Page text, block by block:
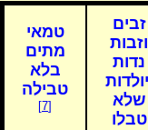
זבים
וזבות
נדות
שלא
טבלו
טמאי
מתים
בלא
טבילה
[7]